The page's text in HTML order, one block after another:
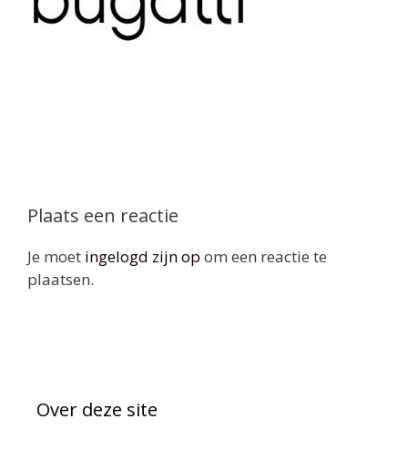
Plaats een reactie
Je moet ingelogd zijn op om een reactie te
plaatsen.
Over deze site